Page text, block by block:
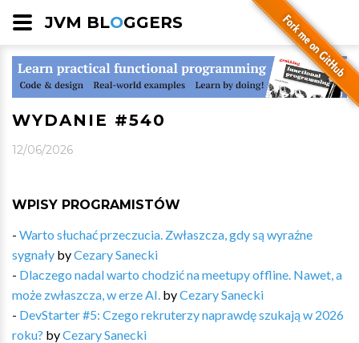
JVM BLOGGERS
WYDANIE #540
12/06/2026
WPISY PROGRAMISTÓW
- Warto słuchać przeczucia. Zwłaszcza, gdy są wyraźne
sygnały byCezary Sanecki
- Dlaczego nadal warto chodzić na meetupy offline. Nawet, a
może zwłaszcza, w erze AI. byCezary Sanecki
- DevStarter #5: Czego rekruterzy naprawdę szukają w 2026
roku? byCezary Sanecki